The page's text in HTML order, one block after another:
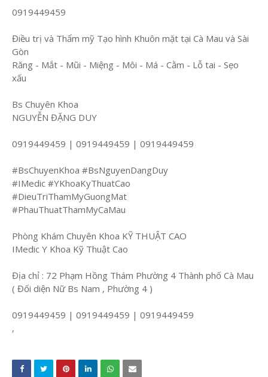
0919449459
Điều trị và Thẩm mỹ Tạo hình Khuôn mặt tại Cà Mau và Sài
Gòn
Răng - Mắt - Mũi - Miệng - Môi - Má - Cằm - Lỗ tai - Sẹo
xấu
Bs Chuyên Khoa
NGUYỄN ĐẶNG DUY
0919449459 | 0919449459 | 0919449459
#BsChuyenKhoa #BsNguyenDangDuy
#IMedic #YKhoaKyThuatCao
#DieuTriThamMyGuongMat
#PhauThuatThamMyCaMau
Phòng Khám Chuyên Khoa KỸ THUẬT CAO
IMedic Y Khoa Kỹ Thuật Cao
Địa chỉ : 72 Phạm Hồng Thám Phường 4 Thành phố Cà Mau
( Đối diện Nữ Bs Nam , Phường 4 )
0919449459 | 0919449459 | 0919449459
,